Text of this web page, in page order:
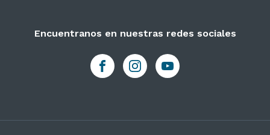
Encuentranos en nuestras redes sociales